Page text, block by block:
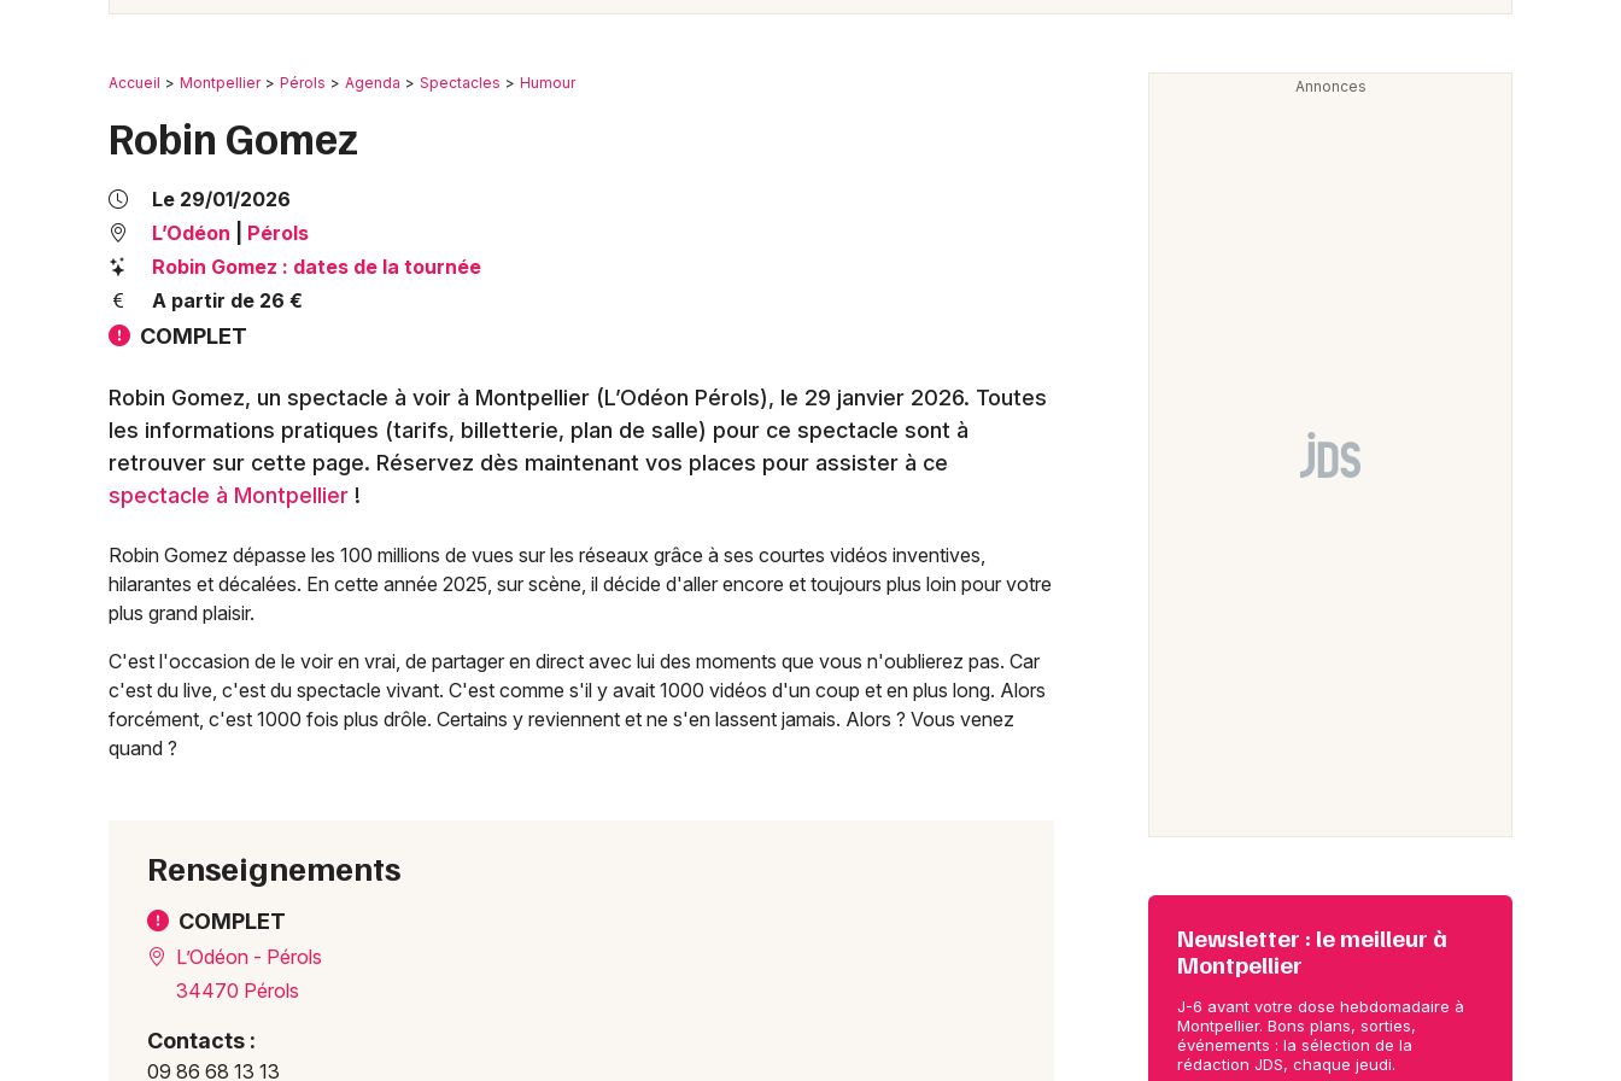
Humour dans l' Hérault
Humour en Languedoc-Roussillon
Newsletter des sorties
Artistes en tournée
Mulhouse
Accueil Montpellier Pérols Agenda Spectacles Humour
Robin Gomez
Le 29/01/2026
L’Odéon
Pérols
Robin Gomez : dates de la tournée
A partir de 26 €
COMPLET
Robin Gomez, un spectacle à voir à Montpellier (L’Odéon Pérols), le 29 janvier 2026. Toutes
les informations pratiques (tarifs, billetterie, plan de salle) pour ce spectacle sont à
retrouver sur cette page. Réservez dès maintenant vos places pour assister à ce
spectacle à Montpellier !
Robin Gomez dépasse les 100 millions de vues sur les réseaux grâce à ses courtes vidéos inventives,
hilarantes et décalées. En cette année 2025, sur scène, il décide d'aller encore et toujours plus loin pour votre
plus grand plaisir.
C'est l'occasion de le voir en vrai, de partager en direct avec lui des moments que vous n'oublierez pas. Car
c'est du live, c'est du spectacle vivant. C'est comme s'il y avait 1000 vidéos d'un coup et en plus long. Alors
forcément, c'est 1000 fois plus drôle. Certains y reviennent et ne s'en lassent jamais. Alors ? Vous venez
quand ?
Renseignements
COMPLET
L’Odéon - Pérols
34470 Pérols
Contacts :
09 86 68 13 13
Newsletter : le meilleur à
Montpellier
J-6 avant votre dose hebdomadaire à
Montpellier. Bons plans, sorties,
événements : la sélection de la
rédaction JDS, chaque jeudi.